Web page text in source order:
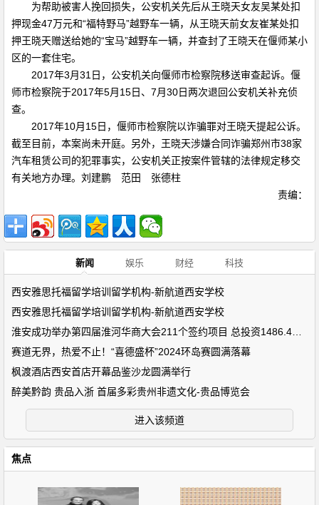
为帮助被害人挽回损失，公安机关先后从王晓天女友吴某处扣
押现金47万元和“福特野马”越野车一辆，从王晓天前女友崔某处扣
押王晓天赠送给她的“宝马”越野车一辆，并查封了王晓天在偃师某小
区的一套住宅。
2017年3月31日，公安机关向偃师市检察院移送审查起诉。偃
师市检察院于2017年5月15日、7月30日两次退回公安机关补充侦
查。
2017年10月15日，偃师市检察院以诈骗罪对王晓天提起公诉。
截至目前，本案尚未开庭。另外，王晓天涉嫌合同诈骗郑州市38家
汽车租赁公司的犯罪事实，公安机关正按案件管辖的法律规定移交
有关地方办理。刘建鹏 范田 张德柱
责编：
新闻 娱乐 财经 科技
西安雅思托福留学培训留学机构-新航道西安学校
西安雅思托福留学培训留学机构-新航道西安学校
赛道无界，热爱不止！“喜德盛杯”2024环岛赛圆满落幕
枫渡酒店西安首店开幕品鉴沙龙圆满举行
醉美黔韵 贵品入浙 首届多彩贵州非遗文化-贵品博览会
进入该频道
焦点